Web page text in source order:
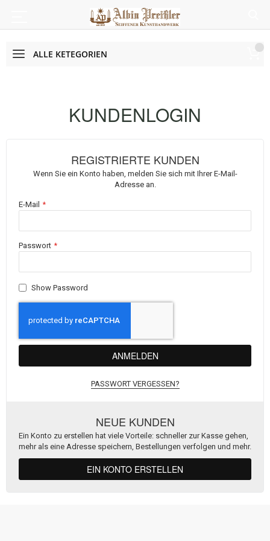
ALLE KETEGORIEN
KUNDENLOGIN
REGISTRIERTE KUNDEN
Wenn Sie ein Konto haben, melden Sie sich mit Ihrer E-Mail-
Adresse an.
E-Mail
Passwort
Show Password
ANMELDEN
PASSWORT VERGESSEN?
NEUE KUNDEN
Ein Konto zu erstellen hat viele Vorteile: schneller zur Kasse gehen,
mehr als eine Adresse speichern, Bestellungen verfolgen und mehr.
EIN KONTO ERSTELLEN